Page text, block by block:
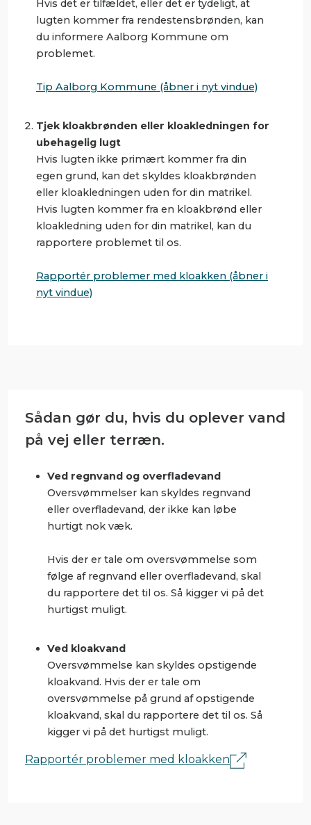
Hvis det er tilfældet, eller det er tydeligt, at
lugten kommer fra rendestensbrønden, kan
du informere Aalborg Kommune om
problemet.
Tip Aalborg Kommune (åbner i nyt vindue)
Tjek kloakbrønden eller kloakledningen for
ubehagelig lugt
Hvis lugten ikke primært kommer fra din
egen grund, kan det skyldes kloakbrønden
eller kloakledningen uden for din matrikel.
Hvis lugten kommer fra en kloakbrønd eller
kloakledning uden for din matrikel, kan du
rapportere problemet til os.
Rapportér problemer med kloakken (åbner i
nyt vindue)
Sådan gør du, hvis du oplever vand
på vej eller terræn.
Ved regnvand og overfladevand
Oversvømmelser kan skyldes regnvand
eller overfladevand, der ikke kan løbe
hurtigt nok væk.
Hvis der er tale om oversvømmelse som
følge af regnvand eller overfladevand, skal
du rapportere det til os. Så kigger vi på det
hurtigst muligt.
Ved kloakvand
Oversvømmelse kan skyldes opstigende
kloakvand. Hvis der er tale om
oversvømmelse på grund af opstigende
kloakvand, skal du rapportere det til os. Så
kigger vi på det hurtigst muligt.
Rapportér problemer med kloakken